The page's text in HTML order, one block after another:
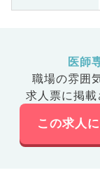
医師
職場の雰囲
求人票に掲載
この求人